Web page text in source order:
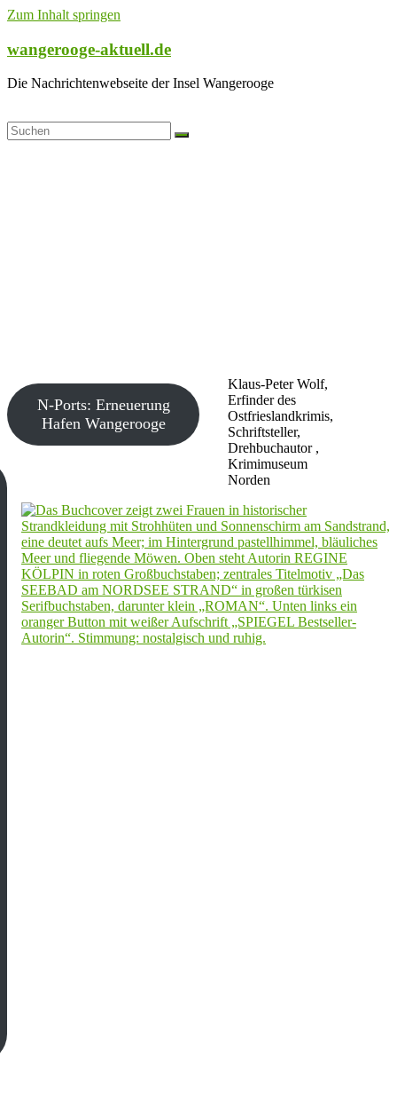
Zum Inhalt springen
wangerooge-aktuell.de
Die Nachrichtenwebseite der Insel Wangerooge
Klaus-Peter Wolf,
Erfinder des
Ostfrieslandkrimis,
Schriftsteller,
Drehbuchautor ,
Krimimuseum
Norden
N-Ports: Erneuerung
Hafen Wangerooge